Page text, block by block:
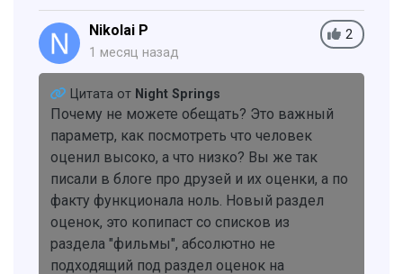
2
Nikolai P
1 месяц назад
Цитата от Night Springs
Почему не можете обещать? Это важный
параметр, как посмотреть что человек
оценил высоко, а что низко? Вы же так
писали в блоге про друзей и их оценки, а по
факту функционала ноль. Новый раздел
оценок, это копипаст со списков из
раздела "фильмы", абсолютно не
подходящий под раздел оценок на